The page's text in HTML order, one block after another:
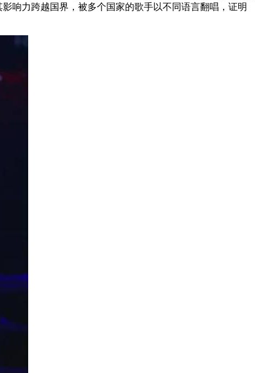
影响力跨越国界，被多个国家的歌手以不同语言翻唱，证明